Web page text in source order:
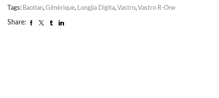
Tags: Baotian,Générique, Longjia Digita, Vastro, Vastro R-One
Share: